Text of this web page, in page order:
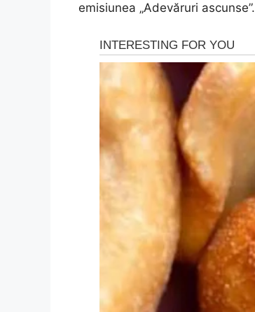
emisiunea „Adevăruri ascunse”.